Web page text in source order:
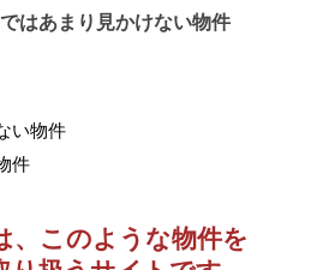
はあまり見かけない物件
い物件
件
、このような物件を